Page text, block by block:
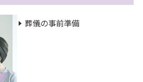
葬儀の事前準備